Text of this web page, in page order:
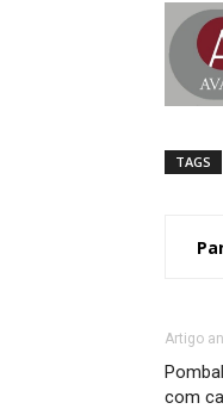
TAGS
Artigo
com